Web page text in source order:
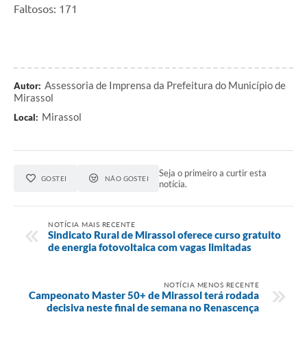
Faltosos: 171
Autor: Assessoria de Imprensa da Prefeitura do Município de
Mirassol
Local: Mirassol
GOSTEI NÃO GOSTEI
Seja o primeiro a curtir esta
notícia.
NOTÍCIA MAIS RECENTE
Sindicato Rural de Mirassol oferece curso gratuito
de energia fotovoltaica com vagas limitadas
NOTÍCIA MENOS RECENTE
Campeonato Master 50+ de Mirassol terá rodada
decisiva neste final de semana no Renascença